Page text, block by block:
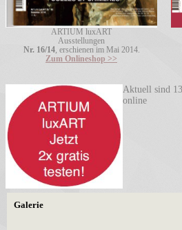
ARTIUM luxART
Ausstellungen
Nr. 16/14, erschienen im Mai 2014.
Zum Onlineshop >>
Aktuell sind
online
Galerie